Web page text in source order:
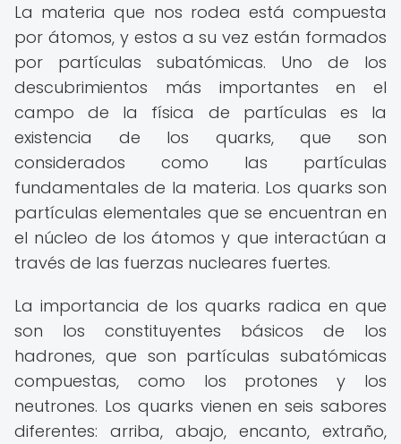
La materia que nos rodea está compuesta
por átomos, y estos a su vez están formados
por partículas subatómicas. Uno de los
descubrimientos más importantes en el
campo de la física de partículas es la
existencia de los quarks, que son
considerados como las partículas
fundamentales de la materia. Los quarks son
partículas elementales que se encuentran en
el núcleo de los átomos y que interactúan a
través de las fuerzas nucleares fuertes.
La importancia de los quarks radica en que
son los constituyentes básicos de los
hadrones, que son partículas subatómicas
compuestas, como los protones y los
neutrones. Los quarks vienen en seis sabores
diferentes: arriba, abajo, encanto, extraño,